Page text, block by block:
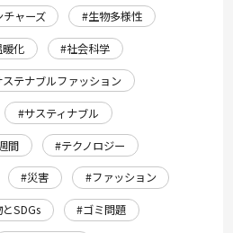
ャーズ
#生物多様性
化
#社会科学
テナブルファッション
#サスティナブル
間
#テクノロジー
#災害
#ファッション
SDGs
#ゴミ問題